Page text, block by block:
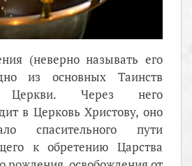
(неверно называть его
из основных Таинств
Церкви. Через него
в Церковь Христову, оно
спасительного пути
к обретению Царства